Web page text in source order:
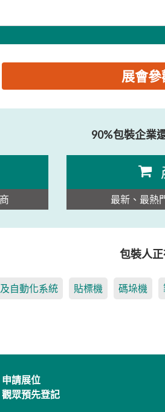
展會
90%包裝企業
最新、最熱
包裝人
自動化系統 貼標機 碼垛機
申請展位
觀眾預先登記